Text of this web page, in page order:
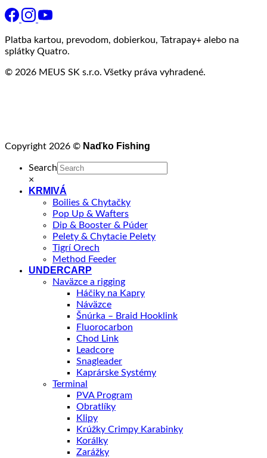
Platba kartou, prevodom, dobierkou, Tatrapay+ alebo na
splátky Quatro.
© 2026 MEUS SK s.r.o. Všetky práva vyhradené.
Copyright 2026 © Naďko Fishing
Search
×
KRMIVÁ
Boilies & Chytačky
Pop Up & Wafters
Dip & Booster & Púder
Pelety & Chytacie Pelety
Tigrí Orech
Method Feeder
UNDERCARP
Naväzce a rigging
Háčiky na Kapry
Náväzce
Šnúrka – Braid Hooklink
Fluorocarbon
Chod Link
Leadcore
Snagleader
Kaprárske Systémy
Terminal
PVA Program
Obratlíky
Klipy
Krúžky Crimpy Karabinky
Korálky
Zarážky